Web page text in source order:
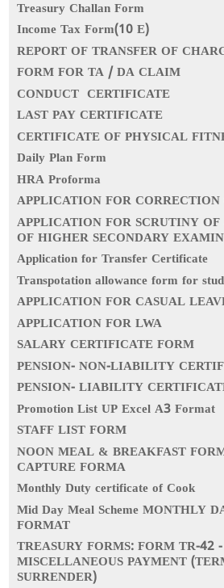
Treasury Challan Form
Income Tax Form(10 E)
REPORT OF TRANSFER OF
FORM FOR TA / DA CLAIM
CONDUCT CERTIFICATE
LAST PAY CERTIFICATE
CERTIFICATE OF PHYSICAL
Daily Plan Form
HRA Proforma
APPLICATION FOR
APPLICATION FOR SCRUTINY OF
OF HIGHER SECONDARY
Application for Transfer Certificate
Transpotation allowance form for
APPLICATION FOR CASUAL
APPLICATION FOR LWA
SALARY CERTIFICATE FORM
PENSION- NON-LIABILITY
PENSION- LIABILITY
Promotion List UP Excel A3 Format
STAFF LIST FORM
NOON MEAL & BREAKFAST
CAPTURE FORMA
Monthly Duty certificate of Cook
Mid Day Meal Scheme MONTHLY
FORMAT
TREASURY FORMS: FORM TR-42
MISCELLANEOUS PAYMENT
SURRENDER)